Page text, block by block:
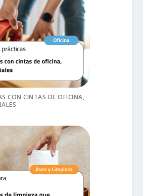
CON CINTAS DE OFICINA,